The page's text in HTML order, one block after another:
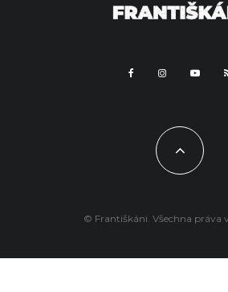
© Františkáni. Všechna práva